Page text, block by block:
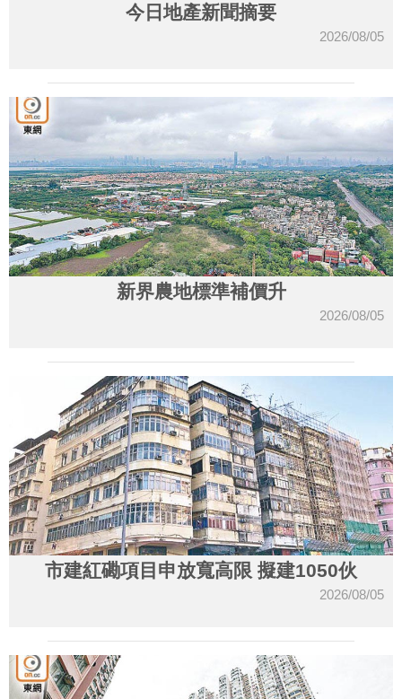
今日地產新聞摘要
2026/08/05
新界農地標準補價升
2026/08/05
市建紅磡項目申放寬高限 擬建1050伙
2026/08/05